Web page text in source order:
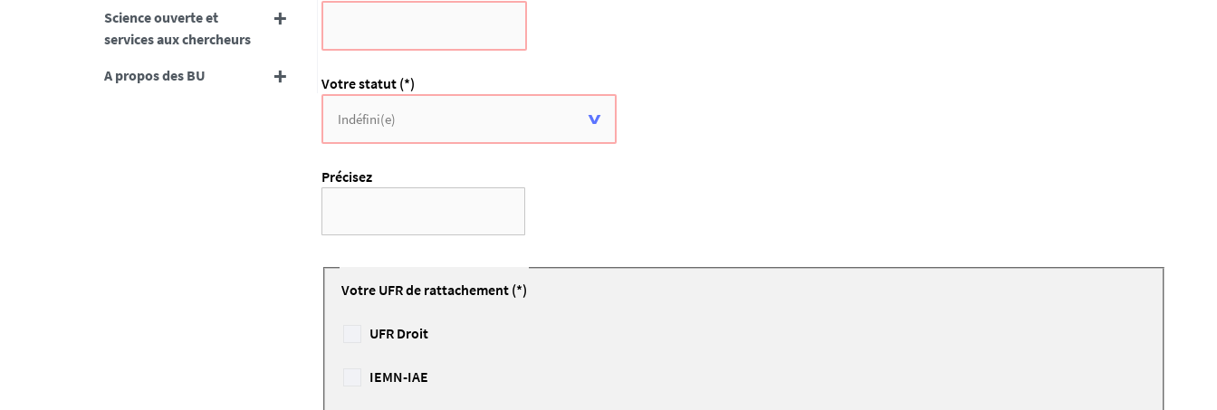
Science ouverte et
services aux chercheurs
A propos des BU
Votre statut (*)
Précisez
Votre UFR de rattachement (*)
UFR Droit
IEMN-IAE